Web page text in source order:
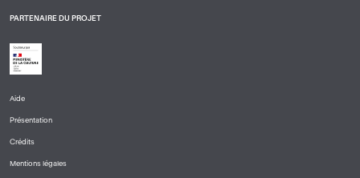
PARTENAIRE DU PROJET
DE
PAGE
1
Aide
Présentation
Crédits
Mentions légales